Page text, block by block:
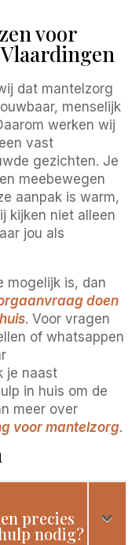
voor
dat mantelzorg
menselijk
werken wij
vast
gezichten. Je
meebewegen
aanpak is warm,
kijken niet alleen
jou als
mogelijk is, dan
doen
. Voor vragen
of whatsappen
je naast
in huis om de
meer over
voor mantelzorg.
precies
nodig?